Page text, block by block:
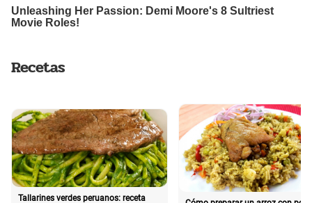
Recetas
Tallarines verdes peruanos: receta